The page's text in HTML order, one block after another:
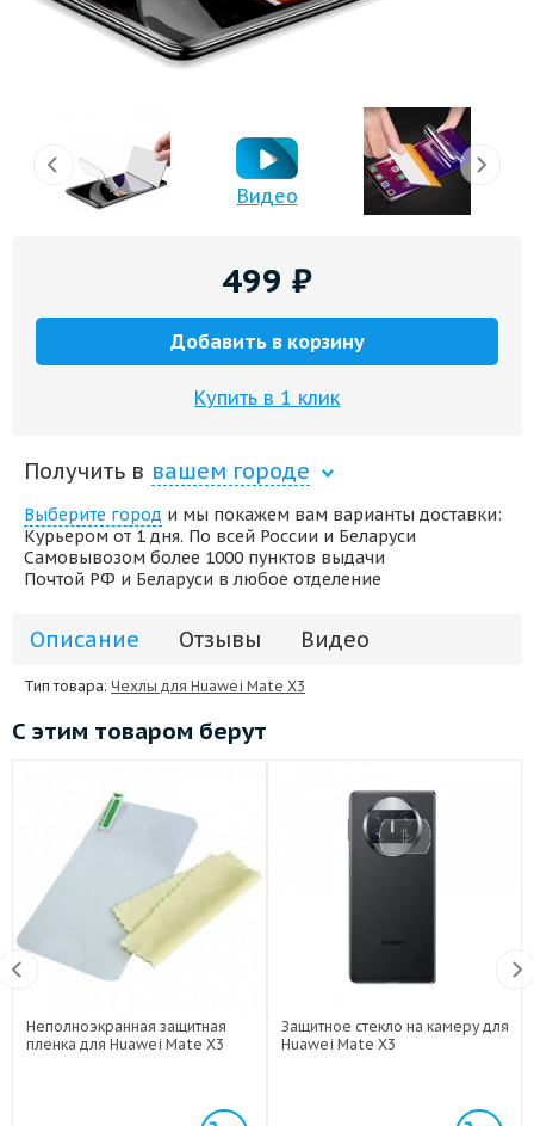
Видео
499 ₽
Добавить в корзину
Купить в 1 клик
Получить в вашем городе
Выберите город и мы покажем вам варианты доставки:
Курьером от 1 дня. По всей России и Беларуси
Самовывозом более 1000 пунктов выдачи
Почтой РФ и Беларуси в любое отделение
Описание Отзывы Видео
Тип товара: Чехлы для Huawei Mate X3
С этим товаром берут
Неполноэкранная защитная
пленка для Huawei Mate X3
Защитное стекло на камеру для
Huawei Mate X3